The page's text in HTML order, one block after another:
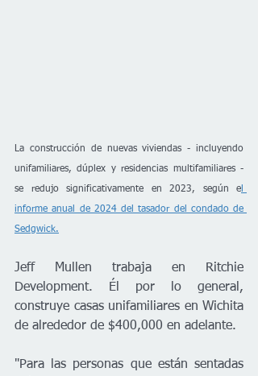
La construcción de nuevas viviendas - incluyendo
unifamiliares, dúplex y residencias multifamiliares -
se redujo significativamente en 2023, según e
informe anual de 2024 del tasador del condado de
Sedgwick.
Jeff Mullen trabaja en Ritchie
Development. Él por lo general,
construye casas unifamiliares en Wichita
de alrededor de $400,000 en adelante.
"Para las personas que están sentadas